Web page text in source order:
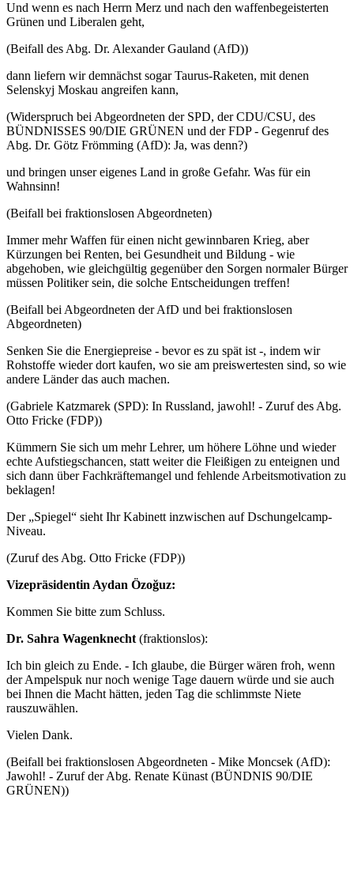
Und wenn es nach Herrn Merz und nach den waffenbegeisterten
Grünen und Liberalen geht,
(Beifall des Abg. Dr. Alexander Gauland (AfD))
dann liefern wir demnächst sogar Taurus-Raketen, mit denen
Selenskyj Moskau angreifen kann,
(Widerspruch bei Abgeordneten der SPD, der CDU/CSU, des
BÜNDNISSES 90/DIE GRÜNEN und der FDP - Gegenruf des
Abg. Dr. Götz Frömming (AfD): Ja, was denn?)
und bringen unser eigenes Land in große Gefahr. Was für ein
Wahnsinn!
(Beifall bei fraktionslosen Abgeordneten)
Immer mehr Waffen für einen nicht gewinnbaren Krieg, aber
Kürzungen bei Renten, bei Gesundheit und Bildung - wie
abgehoben, wie gleichgültig gegenüber den Sorgen normaler Bürger
müssen Politiker sein, die solche Entscheidungen treffen!
(Beifall bei Abgeordneten der AfD und bei fraktionslosen
Abgeordneten)
Senken Sie die Energiepreise - bevor es zu spät ist -, indem wir
Rohstoffe wieder dort kaufen, wo sie am preiswertesten sind, so wie
andere Länder das auch machen.
(Gabriele Katzmarek (SPD): In Russland, jawohl! - Zuruf des Abg.
Otto Fricke (FDP))
Kümmern Sie sich um mehr Lehrer, um höhere Löhne und wieder
echte Aufstiegschancen, statt weiter die Fleißigen zu enteignen und
sich dann über Fachkräftemangel und fehlende Arbeitsmotivation zu
beklagen!
Der „Spiegel“ sieht Ihr Kabinett inzwischen auf Dschungelcamp-
Niveau.
(Zuruf des Abg. Otto Fricke (FDP))
Vizepräsidentin Aydan Özoğuz:
Kommen Sie bitte zum Schluss.
Dr. Sahra Wagenknecht (fraktionslos):
Ich bin gleich zu Ende. - Ich glaube, die Bürger wären froh, wenn
der Ampelspuk nur noch wenige Tage dauern würde und sie auch
bei Ihnen die Macht hätten, jeden Tag die schlimmste Niete
rauszuwählen.
Vielen Dank.
(Beifall bei fraktionslosen Abgeordneten - Mike Moncsek (AfD):
Jawohl! - Zuruf der Abg. Renate Künast (BÜNDNIS 90/DIE
GRÜNEN))